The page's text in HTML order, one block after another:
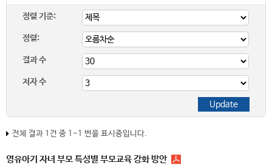
정렬 기준:
정렬:
결과 수
저자 수
전체 결과 1건 중 1-1 번을 표시중입니다.
영유아기 자녀 부모 특성별 부모교육 강화 방안